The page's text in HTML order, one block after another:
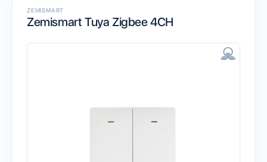
ZEMISMART
Zemismart Tuya Zigbee 4CH